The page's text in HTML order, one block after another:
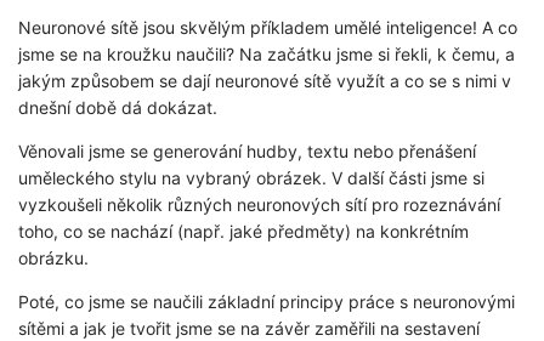
Neuronové sítě jsou skvělým příkladem umělé inteligence! A co
jsme se na kroužku naučili? Na začátku jsme si řekli, k čemu, a
jakým způsobem se dají neuronové sítě využít a co se s nimi v
dnešní době dá dokázat.
Věnovali jsme se generování hudby, textu nebo přenášení
uměleckého stylu na vybraný obrázek. V další části jsme si
vyzkoušeli několik různých neuronových sítí pro rozeznávání
toho, co se nachází (např. jaké předměty) na konkrétním
obrázku.
Poté, co jsme se naučili základní principy práce s neuronovými
sítěmi a jak je tvořit jsme se na závěr zaměřili na sestavení